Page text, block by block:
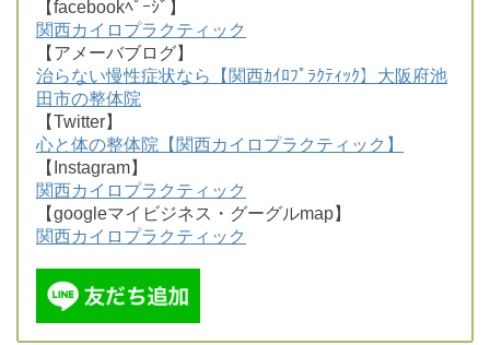
【facebookﾍﾟｰｼﾞ】
関西カイロプラクティック
【アメーバブログ】
治らない慢性症状なら【関西ｶｲﾛﾌﾟﾗｸﾃｨｯｸ】大阪府池
田市の整体院
【Twitter】
心と体の整体院【関西カイロプラクティック】
【Instagram】
関西カイロプラクティック
【googleマイビジネス・グーグルmap】
関西カイロプラクティック